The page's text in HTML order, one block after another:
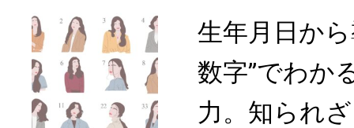
生年月日か
数字”でわか
力。知られ